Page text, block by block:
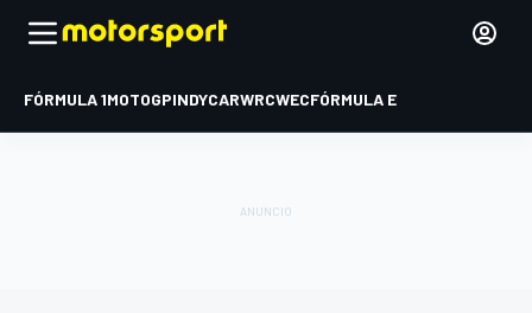
FÓRMULA 1MOTOGPINDYCARWRCWECFÓRMULA E